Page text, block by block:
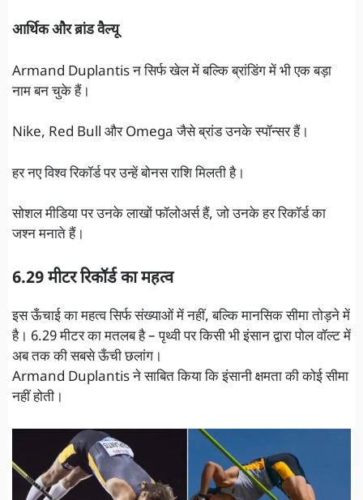
आर्थिक और ब्रांड वैल्यू
Armand Duplantis न सिर्फ खेल में बल्कि ब्रांडिंग में भी एक बड़ा
नाम बन चुके हैं।
Nike, Red Bull और Omega जैसे ब्रांड उनके स्पॉन्सर हैं।
हर नए विश्व रिकॉर्ड पर उन्हें बोनस राशि मिलती है।
सोशल मीडिया पर उनके लाखों फॉलोअर्स हैं, जो उनके हर रिकॉर्ड का
जश्न मनाते हैं।
6.29 मीटर रिकॉर्ड का महत्व
इस ऊँचाई का महत्व सिर्फ संख्याओं में नहीं, बल्कि मानसिक सीमा तोड़ने में
है। 6.29 मीटर का मतलब है – पृथ्वी पर किसी भी इंसान द्वारा पोल वॉल्ट में
अब तक की सबसे ऊँची छलांग।
Armand Duplantis ने साबित किया कि इंसानी क्षमता की कोई सीमा
नहीं होती।